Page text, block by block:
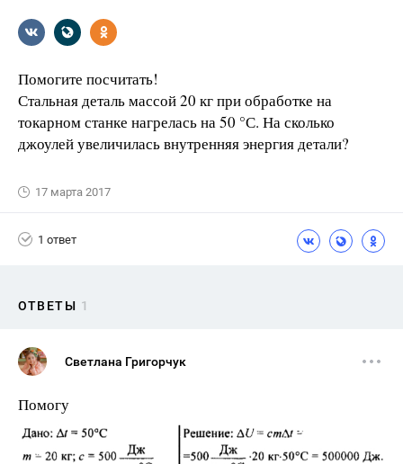
Помогите посчитать!
Стальная деталь массой 20 кг при обработке на
токарном станке нагрелась на 50 °С. На сколько
джоулей увеличилась внутренняя энергия детали?
17 марта 2017
1 ответ
ОТВЕТЫ 1
Светлана Григорчук
Помогу